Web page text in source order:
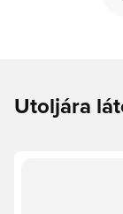
Utoljára